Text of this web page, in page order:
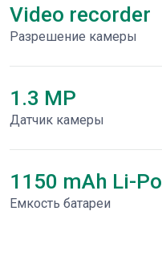
Video recorder
Разрешение камеры
1.3 MP
Датчик камеры
1150 mAh Li-Po
Емкость батареи